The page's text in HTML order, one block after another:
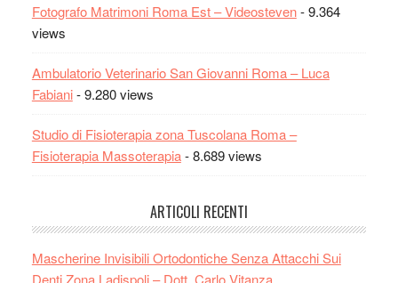
Fotografo Matrimoni Roma Est – Videosteven- 9.364
views
Ambulatorio Veterinario San Giovanni Roma – Luca
Fabiani- 9.280 views
Studio di Fisioterapia zona Tuscolana Roma –
Fisioterapia Massoterapia- 8.689 views
ARTICOLI RECENTI
Mascherine Invisibili Ortodontiche Senza Attacchi Sui
Denti Zona Ladispoli – Dott. Carlo Vitanza